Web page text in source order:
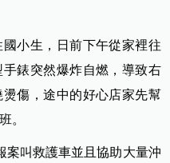
小生，日前下午從家裡往
錶突然爆炸自燃，導致右
傷，途中的好心店家先幫
。
案叫救護車並且協助大量沖